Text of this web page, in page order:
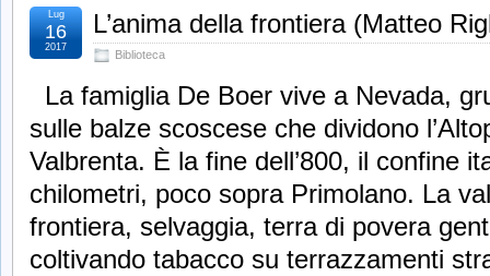
L’anima della frontiera (Matteo
Biblioteca
Lug
16
2017
La famiglia De Boer vive a Nevada,
sulle balze scoscese che dividono
Valbrenta. È la fine dell’800, il confine
chilometri, poco sopra Primolano. La
frontiera, selvaggia, terra di povera
coltivando tabacco su terrazzamenti